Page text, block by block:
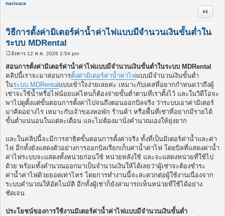
narisara
วิธีการตั้งค่ามิเตอร์ค่าน้ำค่าไฟแบบมีจำนวนเงินขั้นต่ำใน
ระบบ MDRental
อ้างคำ
พ
ส
ต์
อังคาร 12 พ.ค. 2026 2:54 pm
สอนการตั้งค่ามิเตอร์ค่าน้ำค่าไฟแบบมีจำนวนเงินขั้นต่ำในระบบ MDRental
คลิปนี้เราจะมาสอนการตั้งค่ามิเตอร์ค่าน้ำค่าไฟแบบมีจำนวนเงินขั้นต่ำ
ในระบบ MDRental แบบเข้าใจง่ายเลยค่ะ เหมาะกับเคสที่อยากกำหนดว่าถึงผู้
เช่าจะใช้น้ำหรือไฟน้อยแค่ไหนก็ต้องจ่ายขั้นต่ำตามที่เราตั้งไว้ และในวิดีโอจะ
พาไปดูตั้งแต่ขั้นตอนการตั้งค่าไปจนถึงตอนออกบิลจริง ว่าระบบเอาค่ามิเตอร์
มาคิดอย่างไร เหมาะกับเจ้าของหอพัก ร้านค้า หรือพื้นที่เช่าที่อยากมีรายได้
ขั้นต่ำแน่นอนในแต่ละเดือน และไม่ต้องมานั่งคำนวณเองให้ยุ่งยาก
และในคลิปนี้จะมีการสาธิตขั้นตอนการตั้งค่าจริง ทั้งที่เป็นมิเตอร์ค่าน้ำและค่า
ไฟ อีกทั้งยังแสดงตัวอย่างการออกบิลเรียกเก็บค่าน้ำค่าไฟ โดยบิลที่แสดงค่าน้ำ
ค่าไฟระบบจะแสดงทั้งหน่วยก่อนใช้ หน่วยหลังใช้ และจะแสดงหน่วยที่ใช้ไป
ด้วย พร้อมทั้งคำนวณออกมาเป็นจำนวนเงินให้ได้เลยว่าผู้เช่าจะต้องชำระ
ค่าน้ำค่าไฟด้วยยอดเท่าไหร่ โดยการทำงานนี้จะสะดวกต่อผู้ใช้งานเนื่องจาก
ระบบคำนวณให้อัตโนมัติ อีกทั้งผู้เช่าก็ยังสามารถเห็นหน่วยที่ใช้ได้อย่าง
ชัดเจน
ประโยชน์ของการใช้งานมิเตอร์ค่าน้ำค่าไฟแบบมีจำนวนเงินขั้นต่ำ